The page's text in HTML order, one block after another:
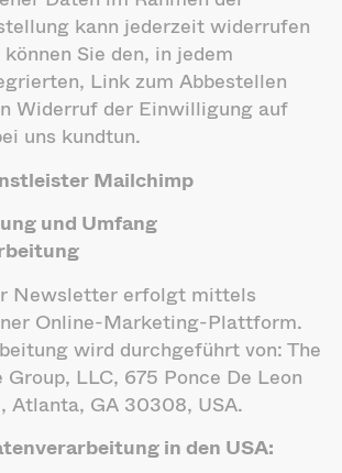
kann jederzeit widerrufen
Sie den, in jedem
Link zum Abbestellen
Widerruf der Einwilligung auf
uns kundtun.
Mailchimp
und Umfang
Newsletter erfolgt mittels
Online-Marketing-Plattform.
wird durchgeführt von: The
LLC, 675 Ponce De Leon
GA 30308, USA.
in den USA: